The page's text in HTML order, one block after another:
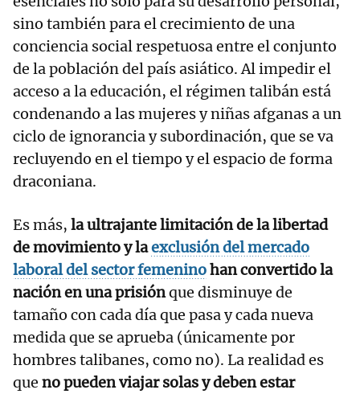
sino también para el crecimiento de una
conciencia social respetuosa entre el conjunto
de la población del país asiático. Al impedir el
acceso a la educación, el régimen talibán está
condenando a las mujeres y niñas afganas a un
ciclo de ignorancia y subordinación, que se va
recluyendo en el tiempo y el espacio de forma
draconiana.
Es más, la ultrajante limitación de la libertad
de movimiento y laexclusión del mercado
laboral del sector femeninohan convertido la
nación en una prisiónque disminuye de
tamaño con cada día que pasa y cada nueva
medida que se aprueba (únicamente por
hombres talibanes, como no). La realidad es
que no pueden viajar solas y deben estar